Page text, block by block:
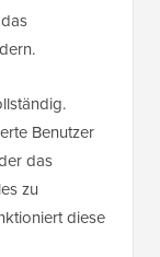
Benutzer
das
zu
diese